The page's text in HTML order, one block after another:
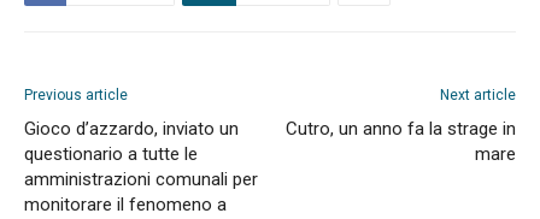
Previous article
Gioco d’azzardo, inviato un
questionario a tutte le
amministrazioni comunali per
monitorare il fenomeno a
Next article
Cutro, un anno fa la strage in
mare